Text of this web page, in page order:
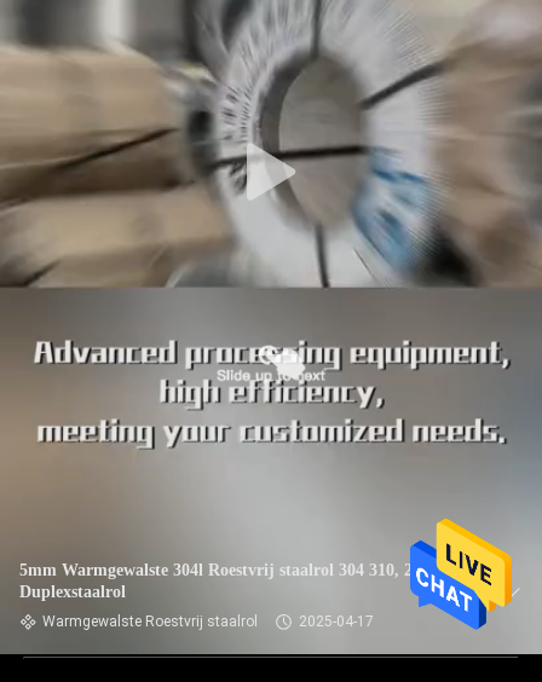
5mm Warmgewalste 304l Roestvrij staalrol 304 310, 2507
Duplexstaalrol
Warmgewalste Roestvrij staalrol 2025-04-17